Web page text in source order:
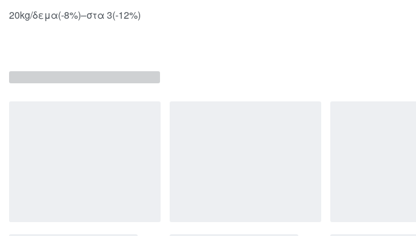
20kg/δεμα(-8%)–στα 3(-12%)